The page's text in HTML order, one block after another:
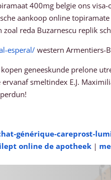
400mg belgie ons
aankoop online
reda Buzarnescu replik
esperal/ western Armentiers-
geneeskunde prelone
smeltindex E.J.
générique-careprost-
online de apotheek |